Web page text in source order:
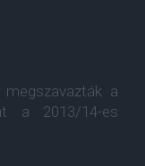
a
a 2013/14-es